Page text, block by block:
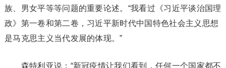
族、男女平等等问题的重要论述。“我看过《习近平谈治国理
政》第一卷和第二卷，习近平新时代中国特色社会主义思想
是马克思主义当代发展的体现。”
森特利亚说：“新冠疫情让我们看到，任何一个国家都不